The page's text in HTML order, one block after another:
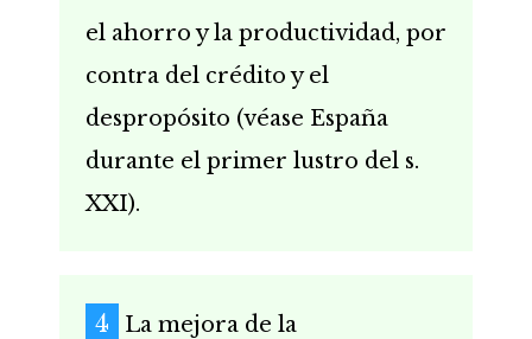
el ahorro y la productividad, por
contra del crédito y el
despropósito (véase España
durante el primer lustro del s.
XXI).
La mejora de la